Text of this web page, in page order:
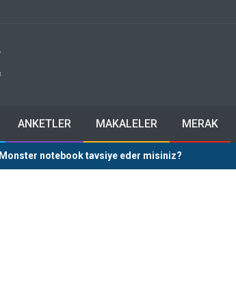
ANKETLER MAKALELER MERAK
Monster notebook tavsiye eder misiniz?